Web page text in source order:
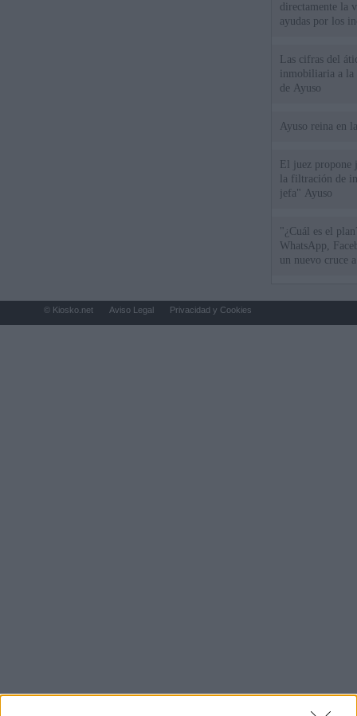
directamente la
ayudas por los
Las cifras del
inmobiliaria a la
de Ayuso
Ayuso reina en
El juez propone
la filtración de
jefa" Ayuso
"¿Cuál es el
WhatsApp,
un nuevo cruce
© Kiosko.net Aviso Legal Privacidad y Cookies